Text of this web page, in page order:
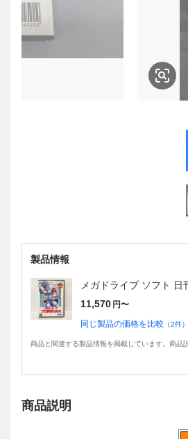
製品情報
メガドライブ ソフト 日
11,570 円〜
同じ製品の価格を比較 （2件）
商品と関連する製品情報を掲載しています。商品
商品説明